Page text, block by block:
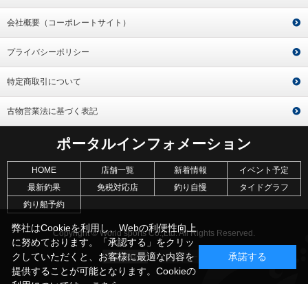
会社概要（コーポレートサイト）
プライバシーポリシー
特定商取引について
古物営業法に基づく表記
ポータルインフォメーション
HOME 店舗一覧 新着情報
イベント予定
最新釣果
免税対応店 釣り自慢
タイドグラフ
釣り船予約
Copyright © World sports Co.,Ltd. All Rights Reserved.
弊社はCookieを利用し、Webの利便性向上
に努めております。「承認する」をクリッ
クしていただくと、お客様に最適な内容を
提供することが可能となります。Cookieの
承諾する